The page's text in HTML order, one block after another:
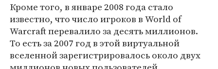
Кроме того, в январе 2008 года стало
известно, что число игроков в World of
Warcraft перевалило за десять миллионов.
То есть за 2007 год в этой виртуальной
вселенной зарегистрировалось около двух